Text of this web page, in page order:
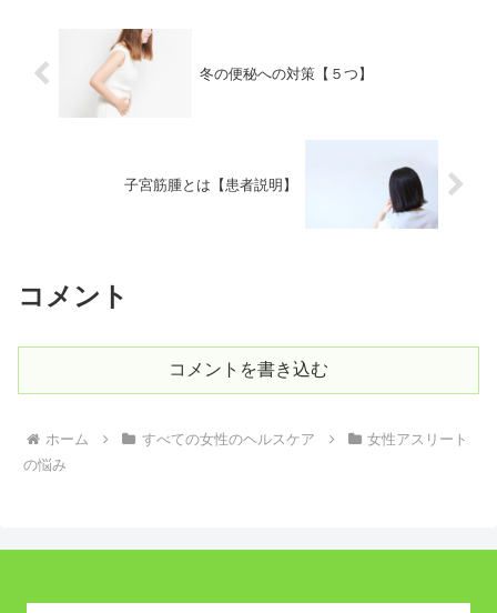
冬の便秘への対策【５つ】
子宮筋腫とは【患者説明】
コメント
コメントを書き込む
ホーム すべての女性のヘルスケア
女性アスリート
の悩み